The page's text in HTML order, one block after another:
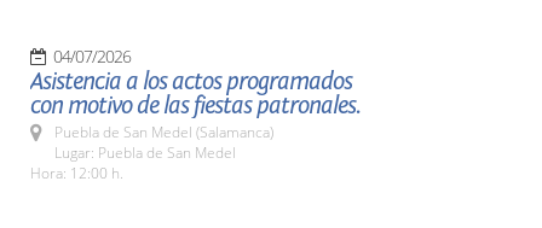
04/07/2026
Asistencia a los actos programados
con motivo de las fiestas patronales.
Puebla de San Medel (Salamanca)
Lugar: Puebla de San Medel
Hora: 12:00 h.